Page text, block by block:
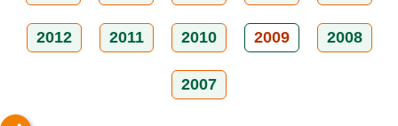
2012 2011 2010 2009 2008
2007